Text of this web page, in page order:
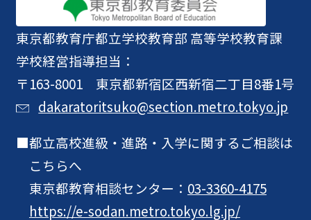
東京都教育庁都立学校教育部 高等学校教育課
学校経営指導担当：
〒163-8001 東京都新宿区西新宿二丁目8番1号
dakaratoritsuko@section.metro.tokyo.jp
都立高校進級・進路・入学に関するご相談は
こちらへ
東京都教育相談センター： 03-3360-4175
https://e-sodan.metro.tokyo.lg.jp/